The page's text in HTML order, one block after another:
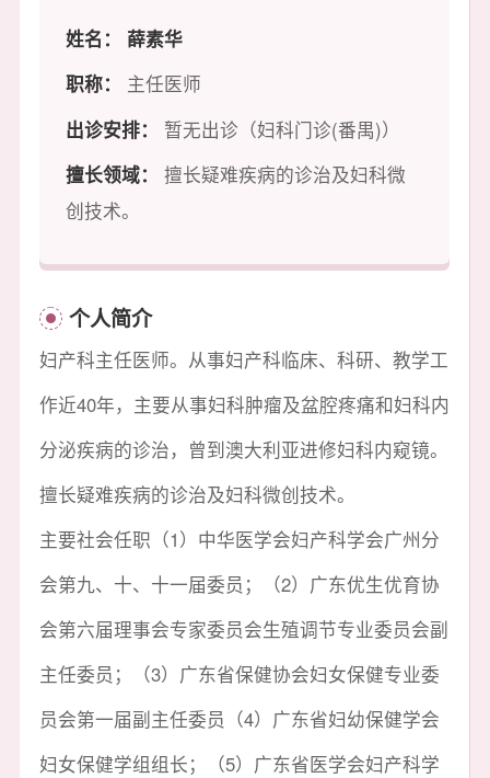
姓名：
薛素华
职称：
主任医师
出诊安排：
暂无出诊（妇科门诊(番禺)）
擅长领域：
擅长疑难疾病的诊治及妇科微
创技术。
个人简介
妇产科主任医师。从事妇产科临床、科研、教学工
作近40年，主要从事妇科肿瘤及盆腔疼痛和妇科内
分泌疾病的诊治，曾到澳大利亚进修妇科内窥镜。
擅长疑难疾病的诊治及妇科微创技术。
主要社会任职（1）中华医学会妇产科学会广州分
会第九、十、十一届委员；（2）广东优生优育协
会第六届理事会专家委员会生殖调节专业委员会副
主任委员；（3）广东省保健协会妇女保健专业委
员会第一届副主任委员（4）广东省妇幼保健学会
妇女保健学组组长；（5）广东省医学会妇产科学